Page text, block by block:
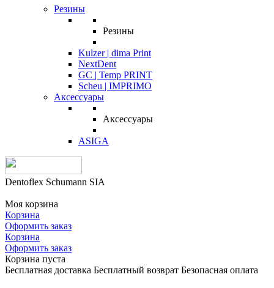
Резины
Резины
Kulzer | dima Print
NextDent
GC | Temp PRINT
Scheu | IMPRIMO
Аксессуары
Аксессуары
ASIGA
Dentoflex Schumann SIA
Моя корзина
Корзина
Оформить заказ
Корзина
Оформить заказ
Корзина пуста
Бесплатная доставка Бесплатный возврат Безопасная оплата